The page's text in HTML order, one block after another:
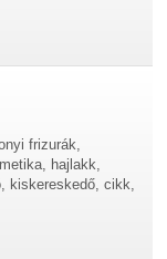
frizurák,
hajlakk,
kiskereskedő, cikk,